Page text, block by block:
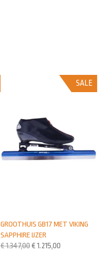
SALE
GROOTHUIS GB17 MET VIKING
SAPPHIRE IJZER
€1.347,00€ 1.215,00